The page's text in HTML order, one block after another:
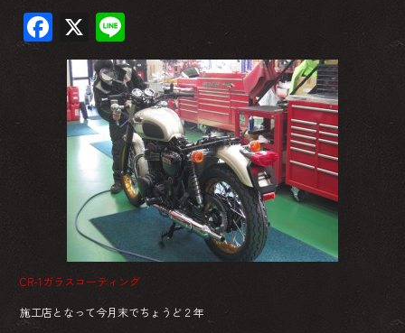
F
ac
e
b
o
ok
X
ne
CR-1ガラスコーティング
施工店となって今月末でちょうど２年